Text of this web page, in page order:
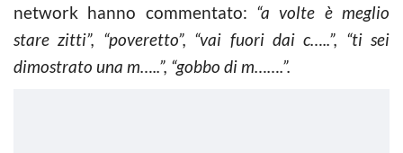
network hanno commentato: “a volte è meglio
stare zitti”, “poveretto”, “vai fuori dai c…..”, “ti sei
dimostrato una m…..”, “gobbo di m…….”.